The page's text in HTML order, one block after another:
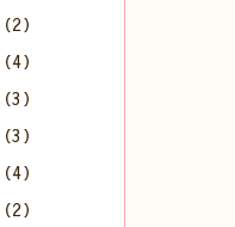
）
）
）
）
）
）